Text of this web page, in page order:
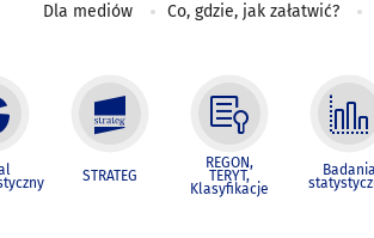
Dla mediów Co, gdzie, jak załatwić?
STRATEG
REGON,
TERYT,
Klasyfikacje
Badania